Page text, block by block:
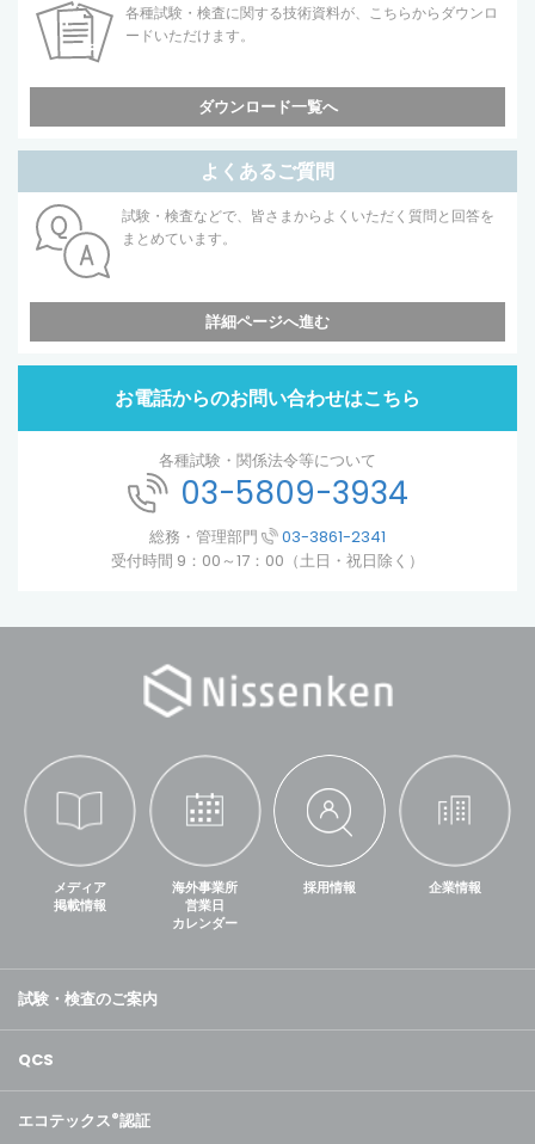
各種試験・検査に関する技術資料が、こちらからダウンロ
ードいただけます。
ダウンロード一覧へ
よくあるご質問
試験・検査などで、皆さまからよくいただく質問と回答を
まとめています。
詳細ページへ進む
お電話からのお問い合わせはこちら
各種試験・関係法令等について
03-5809-3934
総務・管理部門
03-3861-2341
受付時間 9：00～17：00（土日・祝日除く）
メディア
掲載情報
海外事業所
営業日
カレンダー
採用情報 企業情報
試験・検査のご案内
QCS
エコテックス®認証